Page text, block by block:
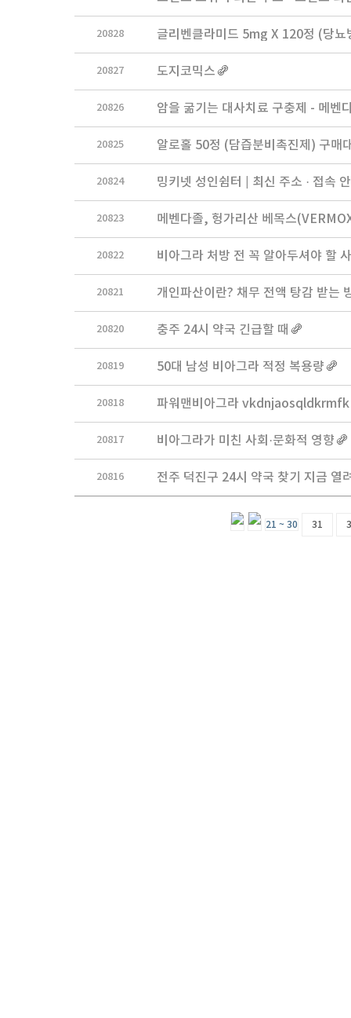
20828 글리벤클라미드 5mg X 120정 (당
20827 도지코믹스
20826 암을 굶기는 대사치료 구충제 - 메
20825 알로홀 50정 (담즙분비촉진제) 구
20824 밍키넷 성인쉼터 | 최신 주소 · 접속
20823 메벤다졸, 헝가리산 베목스
20822 비아그라 처방 전 꼭 알아두셔야 할
20821 개인파산이란? 채무 전액 탕감 받는
20820 충주 24시 약국 긴급할 때
20819 50대 남성 비아그라 적정 복용량
20818 파워맨비아그라 vkdnjaosqldkrmfk
20817 비아그라가 미친 사회·문화적 영향
20816 전주 덕진구 24시 약국 찾기 지금 열
21 ~ 30 31